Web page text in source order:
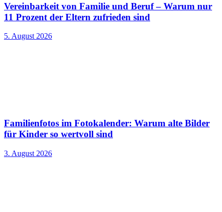
Vereinbarkeit von Familie und Beruf – Warum nur
11 Prozent der Eltern zufrieden sind
5. August 2026
Familienfotos im Fotokalender: Warum alte Bilder
für Kinder so wertvoll sind
3. August 2026